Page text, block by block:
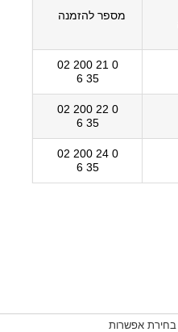
מספר להזמנה
0 21 200 02
35 6
0 22 200 02
35 6
0 24 200 02
35 6